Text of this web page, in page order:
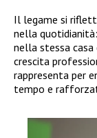
Il legame si
nella
nella stessa
crescita
rappresenta per
tempo e